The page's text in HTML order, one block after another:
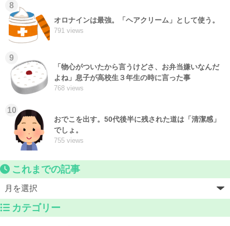
8
オロナインは最強。「ヘアクリーム」として使う。
791 views
9
「物心がついたから言うけどさ、お弁当嫌いなんだ
よね」息子が高校生３年生の時に言った事
768 views
10
おでこを出す。50代後半に残された道は「清潔感」
でしょ。
755 views
これまでの記事
カテゴリー